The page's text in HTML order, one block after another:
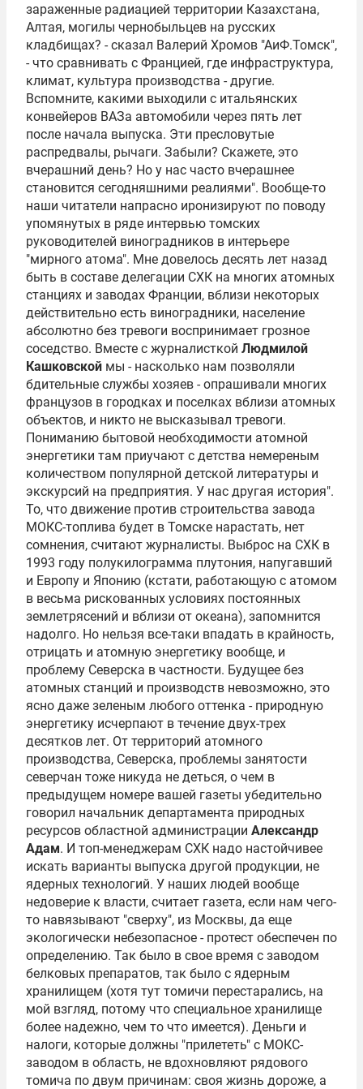
зараженные радиацией территории Казахстана,
Алтая, могилы чернобыльцев на русских
кладбищах? - сказал Валерий Хромов "АиФ.Томск",
- что сравнивать с Францией, где инфраструктура,
климат, культура производства - другие.
Вспомните, какими выходили с итальянских
конвейеров ВАЗа автомобили через пять лет
после начала выпуска. Эти пресловутые
распредвалы, рычаги. Забыли? Скажете, это
вчерашний день? Но у нас часто вчерашнее
становится сегодняшними реалиями". Вообще-то
наши читатели напрасно иронизируют по поводу
упомянутых в ряде интервью томских
руководителей виноградников в интерьере
"мирного атома". Мне довелось десять лет назад
быть в составе делегации СХК на многих атомных
станциях и заводах Франции, вблизи некоторых
действительно есть виноградники, население
абсолютно без тревоги воспринимает грозное
соседство. Вместе с журналисткой Людмилой
Кашковской мы - насколько нам позволяли
бдительные службы хозяев - опрашивали многих
французов в городках и поселках вблизи атомных
объектов, и никто не высказывал тревоги.
Пониманию бытовой необходимости атомной
энергетики там приучают с детства немереным
количеством популярной детской литературы и
экскурсий на предприятия. У нас другая история".
То, что движение против строительства завода
МОКС-топлива будет в Томске нарастать, нет
сомнения, считают журналисты. Выброс на СХК в
1993 году полукилограмма плутония, напугавший
и Европу и Японию (кстати, работающую с атомом
в весьма рискованных условиях постоянных
землетрясений и вблизи от океана), запомнится
надолго. Но нельзя все-таки впадать в крайность,
отрицать и атомную энергетику вообще, и
проблему Северска в частности. Будущее без
атомных станций и производств невозможно, это
ясно даже зеленым любого оттенка - природную
энергетику исчерпают в течение двух-трех
десятков лет. От территорий атомного
производства, Северска, проблемы занятости
северчан тоже никуда не деться, о чем в
предыдущем номере вашей газеты убедительно
говорил начальник департамента природных
ресурсов областной администрации Александр
Адам. И топ-менеджерам СХК надо настойчивее
искать варианты выпуска другой продукции, не
ядерных технологий. У наших людей вообще
недоверие к власти, считает газета, если нам чего-
то навязывают "сверху", из Москвы, да еще
экологически небезопасное - протест обеспечен по
определению. Так было в свое время с заводом
белковых препаратов, так было с ядерным
хранилищем (хотя тут томичи перестарались, на
мой взгляд, потому что специальное хранилище
более надежно, чем то что имеется). Деньги и
налоги, которые должны "прилететь" с МОКС-
заводом в область, не вдохновляют рядового
томича по двум причинам: своя жизнь дороже, а